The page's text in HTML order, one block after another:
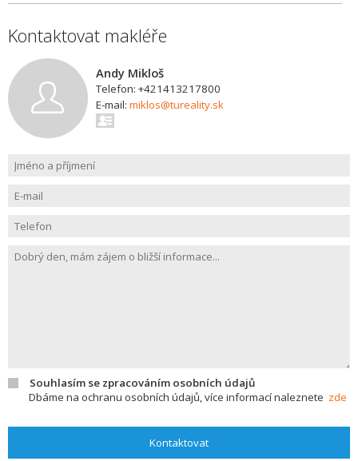
Kontaktovat makléře
Andy Mikloš
Telefon: +421413217800
E-mail: miklos@tureality.sk
Souhlasím se zpracováním osobních údajů
Dbáme na ochranu osobních údajů, více informací naleznete zde
Kontaktovat